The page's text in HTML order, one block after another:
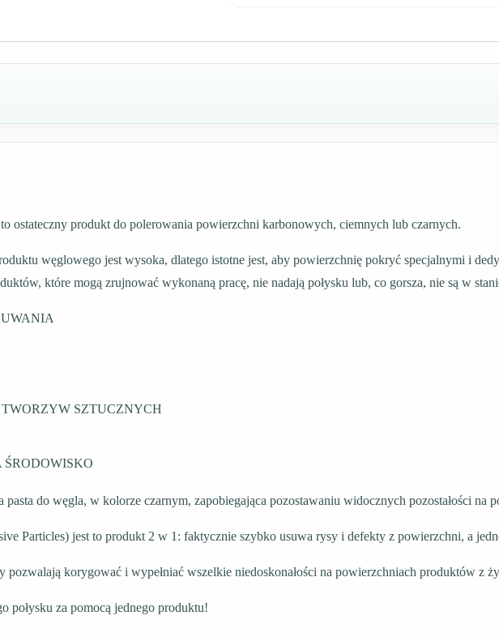
to ostateczny produkt do polerowania powierzchni karbonowych, ciemnych lub czarnych.
węglowego jest wysoka, dlatego istotne jest, aby powierzchnię pokryć specjalnymi i
które mogą zrujnować wykonaną pracę, nie nadają połysku lub, co gorsza, nie są w
SZTUCZNYCH
do węgla, w kolorze czarnym, zapobiegająca pozostawaniu widocznych pozostałości na
Particles) jest to produkt 2 w 1: faktycznie szybko usuwa rysy i defekty z powierzchni, a
pozwalają korygować i wypełniać wszelkie niedoskonałości na powierzchniach produktów z
połysku za pomocą jednego produktu!